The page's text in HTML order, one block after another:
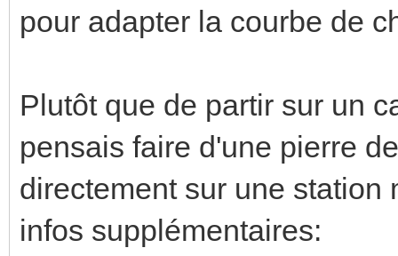
pour adapter la courbe de
Plutôt que de partir sur un
pensais faire d'une pierre
directement sur une station
infos supplémentaires: